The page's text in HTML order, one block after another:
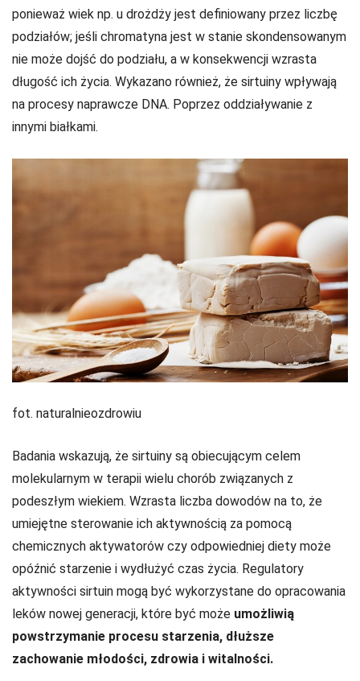
ponieważ wiek np. u drożdży jest definiowany przez liczbę
podziałów; jeśli chromatyna jest w stanie skondensowanym
nie może dojść do podziału, a w konsekwencji wzrasta
długość ich życia. Wykazano również, że sirtuiny wpływają
na procesy naprawcze DNA. Poprzez oddziaływanie z
innymi białkami.
fot. naturalnieozdrowiu
Badania wskazują, że sirtuiny są obiecującym celem
molekularnym w terapii wielu chorób związanych z
podeszłym wiekiem. Wzrasta liczba dowodów na to, że
umiejętne sterowanie ich aktywnością za pomocą
chemicznych aktywatorów czy odpowiedniej diety może
opóźnić starzenie i wydłużyć czas życia. Regulatory
aktywności sirtuin mogą być wykorzystane do opracowania
leków nowej generacji, które być może umożliwią
powstrzymanie procesu starzenia, dłuższe
zachowanie młodości, zdrowia i witalności.